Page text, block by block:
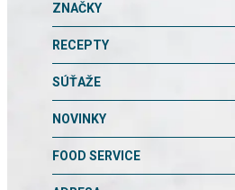
ZNAČKY
RECEPTY
SÚŤAŽE
NOVINKY
FOOD SERVICE